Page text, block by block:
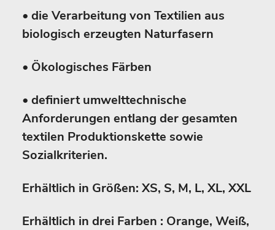
• die Verarbeitung von Textilien aus
biologisch erzeugten Naturfasern
• Ökologisches Färben
• definiert umwelttechnische
Anforderungen entlang der gesamten
textilen Produktionskette sowie
Sozialkriterien.
Erhältlich in Größen: XS, S, M, L, XL, XXL
Erhältlich in drei Farben : Orange, Weiß,